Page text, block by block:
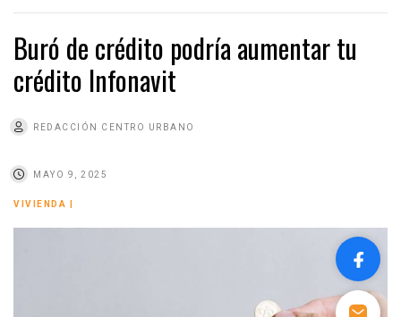
Buró de crédito podría aumentar tu
crédito Infonavit
REDACCIÓN CENTRO URBANO
MAYO 9, 2025
VIVIENDA